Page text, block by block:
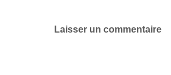
Laisser un commentaire